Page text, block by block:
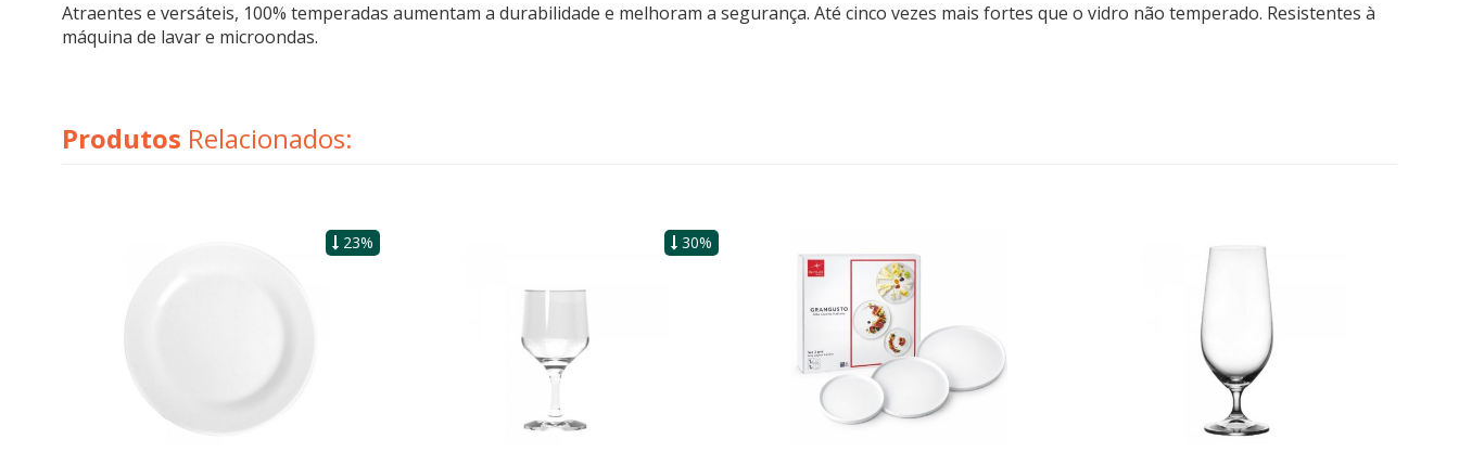
Atraentes e versáteis, 100% temperadas aumentam a durabilidade e melhoram a segurança. Até cinco vezes mais fortes que o vidro não temperado. Resistentes à
máquina de lavar e microondas.
Produtos Relacionados:
23% 30%